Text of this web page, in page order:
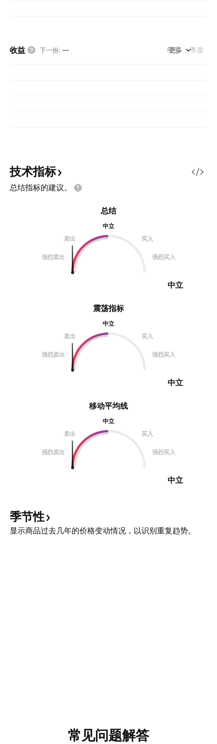
收益 下一份: — 年度 季度
更多
技术指标
总结指标的建议。
震荡指标
中立
卖出
买入
强烈卖出 强烈买入
中立
总结
中立
卖出
买入
强烈卖出 强烈买入
中立
移动平均线
中立
卖出
买入
强烈卖出 强烈买入
中立
季节性
显示商品过去几年的价格变动情况，以识别重复趋势。
常见问题解答